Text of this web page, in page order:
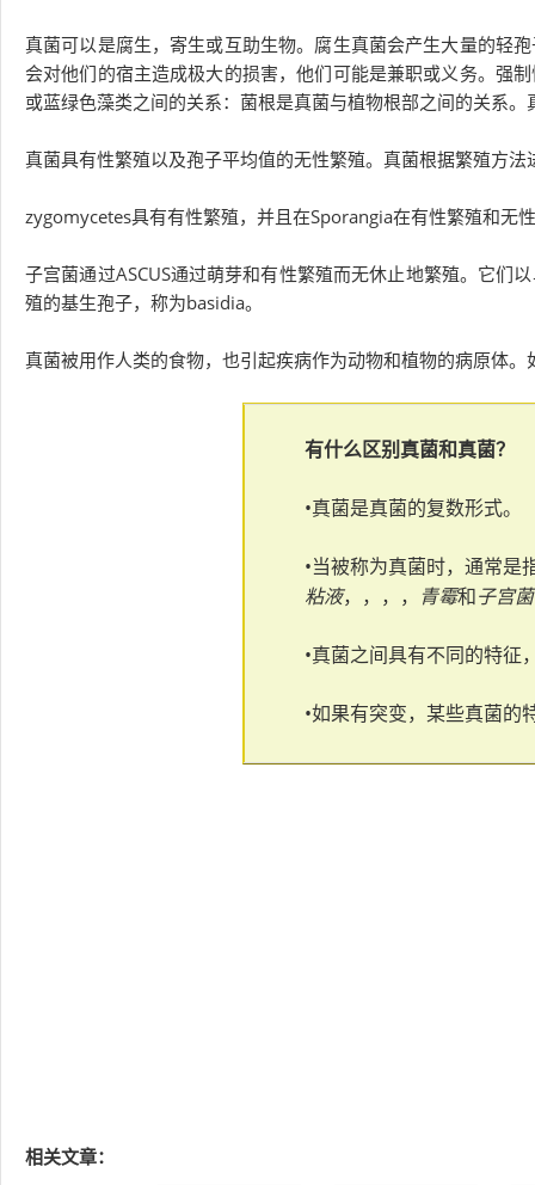
真菌可以是腐生，寄生或互助生物。腐生真菌会产生大量的轻
会对他们的宿主造成极大的损害，他们可能是兼职或义务。强
或蓝绿色藻类之间的关系：菌根是真菌与植物根部之间的关系
真菌具有性繁殖以及孢子平均值的无性繁殖。真菌根据繁殖方
zygomycetes具有有性繁殖，并且在Sporangia在有性繁殖和无
子宫菌通过ASCUS通过萌芽和有性繁殖而无休止地繁殖。它们
殖的基生孢子，称为basidia。
真菌被用作人类的食物，也引起疾病作为动物和植物的病原体
有什么区别 真菌和真菌？
•真菌是真菌的复数形式。
•当被称为真菌时，通常是
粘液，，，， 青霉和子宫菌
•真菌之间具有不同的特征
•如果有突变，某些真菌的
相关文章：